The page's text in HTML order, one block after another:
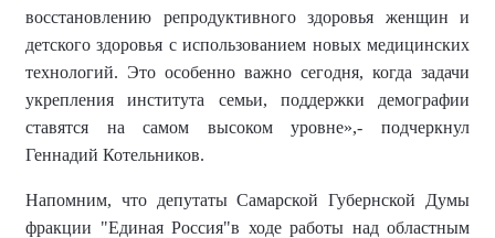
восстановлению репродуктивного здоровья женщин и
детского здоровья с использованием новых медицинских
технологий. Это особенно важно сегодня, когда задачи
укрепления института семьи, поддержки демографии
ставятся на самом высоком уровне»,- подчеркнул
Геннадий Котельников.
Напомним, что депутаты Самарской Губернской Думы
фракции "Единая Россия"в ходе работы над областным